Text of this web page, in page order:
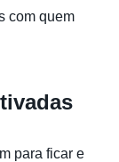
com quem
para ficar e